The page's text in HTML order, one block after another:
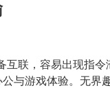
互联，容易出现指
与游戏体验。无界